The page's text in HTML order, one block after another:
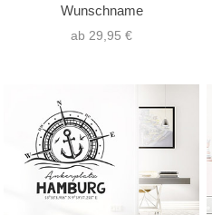
Wunschname
ab 29,95 €